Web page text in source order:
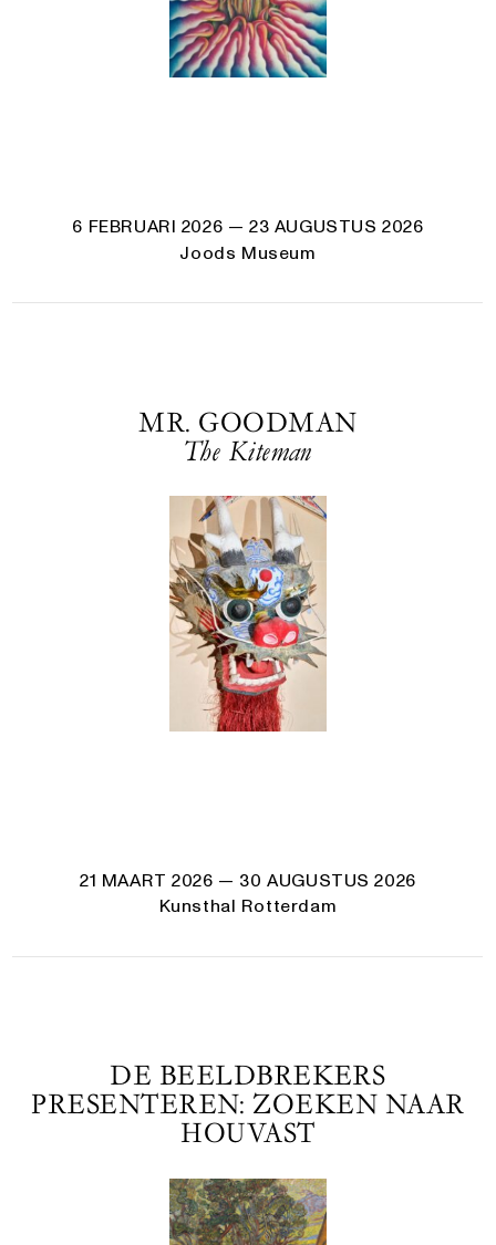
6 FEBRUARI 2026 — 23 AUGUSTUS 2026
Joods Museum
MR. GOODMAN
The Kiteman
21 MAART 2026 — 30 AUGUSTUS 2026
Kunsthal Rotterdam
DE BEELDBREKERS
PRESENTEREN: ZOEKEN NAAR
HOUVAST